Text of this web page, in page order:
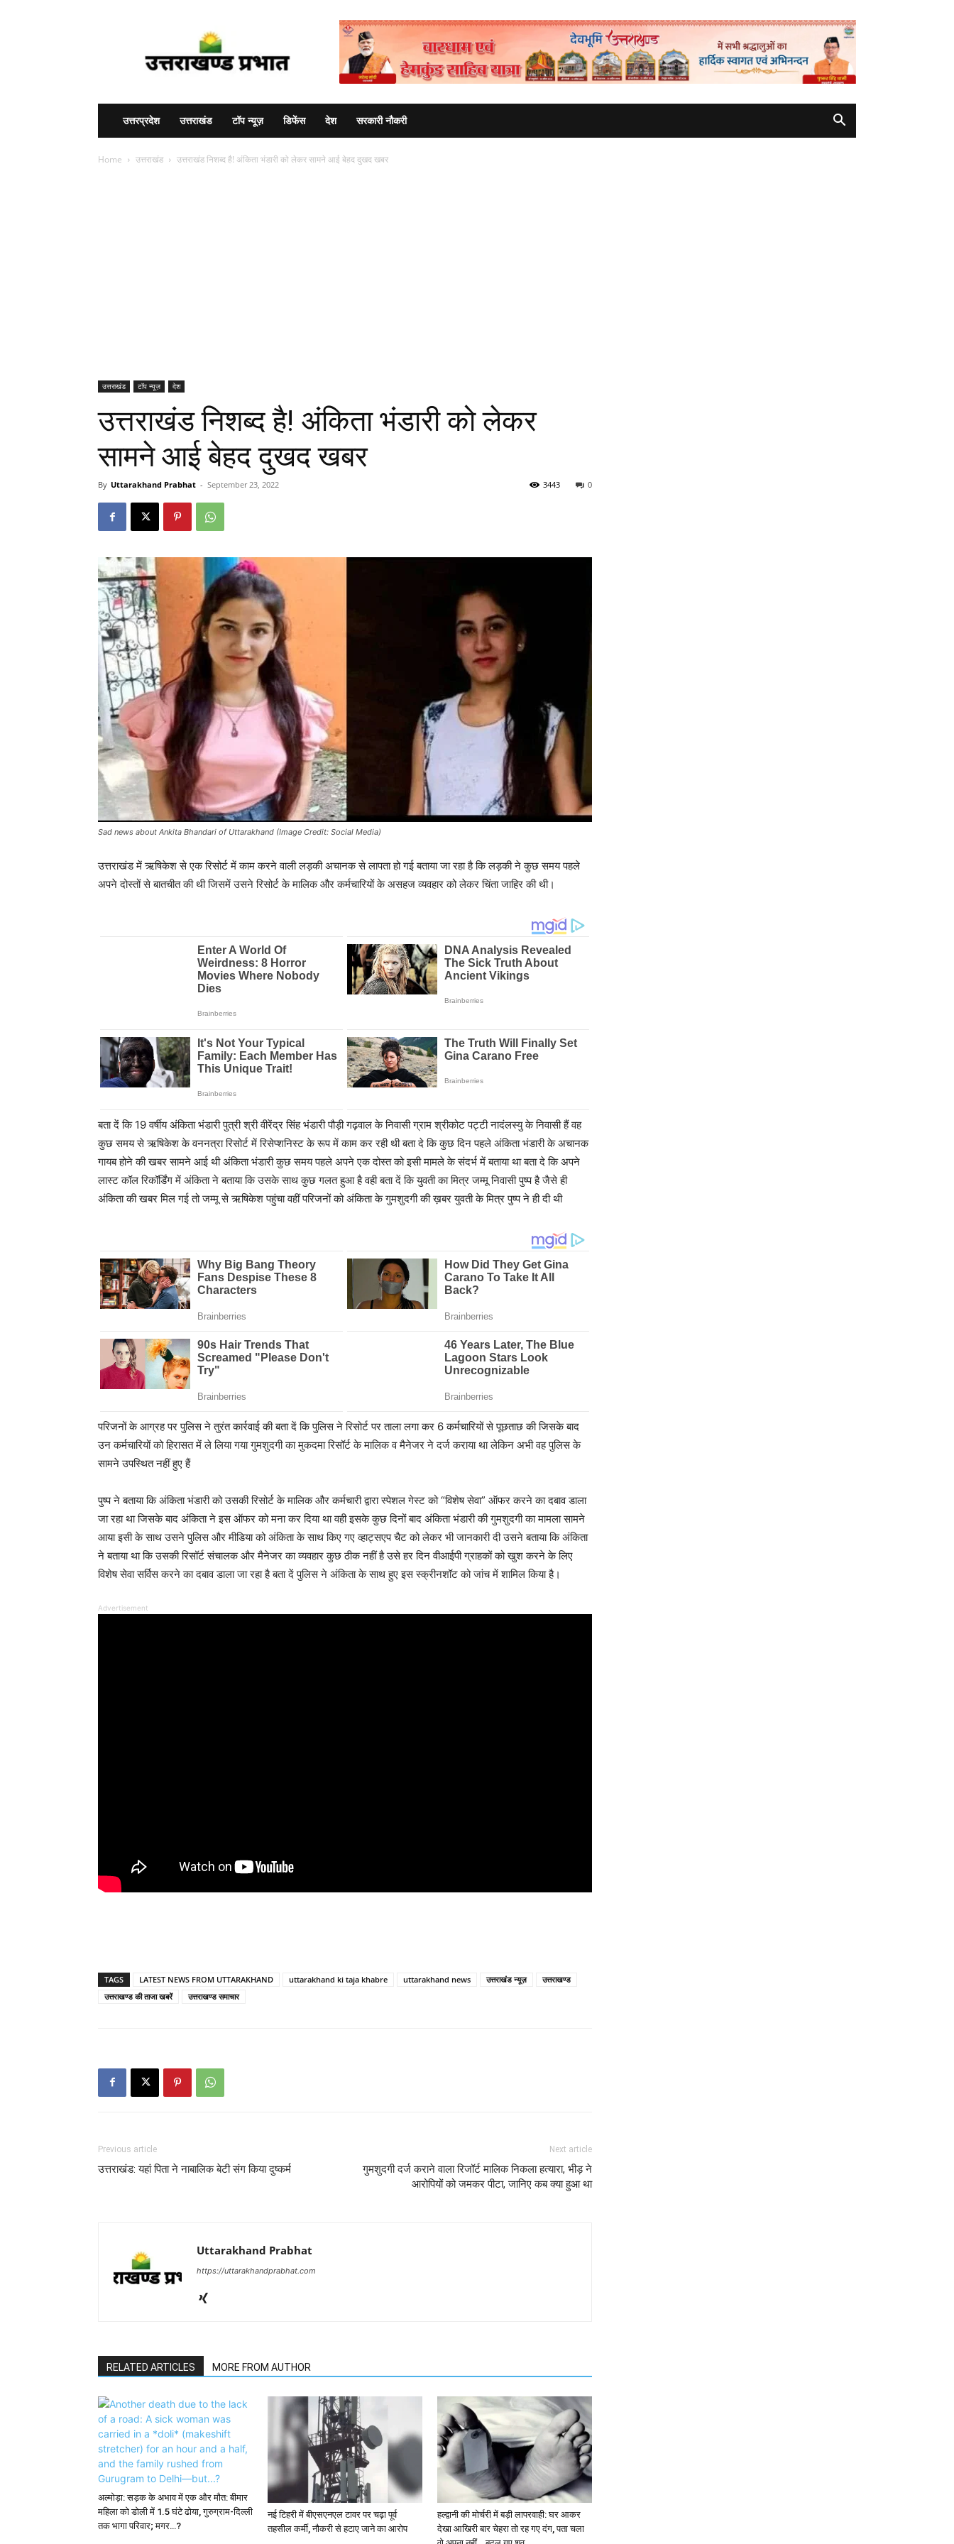
Advertisement
उत्तरप्रदेश उत्तराखंड टॉप न्यूज़ डिफेंस देश सरकारी नौकरी
Home उत्तराखंड उत्तराखंड निशब्द है! अंकिता भंडारी को लेकर सामने आई बेहद दुखद खबर
उत्तराखंड टॉप न्यूज़ देश
उत्तराखंड निशब्द है! अंकिता भंडारी को लेकर
सामने आई बेहद दुखद खबर
By Uttarakhand Prabhat - September 23, 2022 0
3443
Sad news about Ankita Bhandari of Uttarakhand (Image Credit: Social Media)
उत्तराखंड में ऋषिकेश से एक रिसोर्ट में काम करने वाली लड़की अचानक से लापता हो गई बताया जा रहा है कि लड़की ने कुछ समय पहले
अपने दोस्तों से बातचीत की थी जिसमें उसने रिसोर्ट के मालिक और कर्मचारियों के असहज व्यवहार को लेकर चिंता जाहिर की थी।
बता दें कि 19 वर्षीय अंकिता भंडारी पुत्री श्री वीरेंद्र सिंह भंडारी पौड़ी गढ़वाल के निवासी ग्राम श्रीकोट पट्टी नादंलस्यु के निवासी हैं वह
कुछ समय से ऋषिकेश के वननत्रा रिसोर्ट में रिसेप्शनिस्ट के रूप में काम कर रही थी बता दे कि कुछ दिन पहले अंकिता भंडारी के अचानक
गायब होने की खबर सामने आई थी अंकिता भंडारी कुछ समय पहले अपने एक दोस्त को इसी मामले के संदर्भ में बताया था बता दे कि अपने
लास्ट कॉल रिकॉर्डिंग में अंकिता ने बताया कि उसके साथ कुछ गलत हुआ है वही बता दें कि युवती का मित्र जम्मू निवासी पुष्प है जैसे ही
अंकिता की खबर मिल गई तो जम्मू से ऋषिकेश पहुंचा वहीं परिजनों को अंकिता के गुमशुदगी की ख़बर युवती के मित्र पुष्प ने ही दी थी
परिजनों के आग्रह पर पुलिस ने तुरंत कार्रवाई की बता दें कि पुलिस ने रिसोर्ट पर ताला लगा कर 6 कर्मचारियों से पूछताछ की जिसके बाद
उन कर्मचारियों को हिरासत में ले लिया गया गुमशुदगी का मुकदमा रिसॉर्ट के मालिक व मैनेजर ने दर्ज कराया था लेकिन अभी वह पुलिस के
सामने उपस्थित नहीं हुए हैं
पुष्प ने बताया कि अंकिता भंडारी को उसकी रिसोर्ट के मालिक और कर्मचारी द्वारा स्पेशल गेस्ट को “विशेष सेवा” ऑफर करने का दबाव डाला
जा रहा था जिसके बाद अंकिता ने इस ऑफर को मना कर दिया था वही इसके कुछ दिनों बाद अंकिता भंडारी की गुमशुदगी का मामला सामने
आया इसी के साथ उसने पुलिस और मीडिया को अंकिता के साथ किए गए व्हाट्सएप चैट को लेकर भी जानकारी दी उसने बताया कि अंकिता
ने बताया था कि उसकी रिसॉर्ट संचालक और मैनेजर का व्यवहार कुछ ठीक नहीं है उसे हर दिन वीआईपी ग्राहकों को खुश करने के लिए
विशेष सेवा सर्विस करने का दबाव डाला जा रहा है बता दें पुलिस ने अंकिता के साथ हुए इस स्क्रीनशॉट को जांच में शामिल किया है।
Advertisement
TAGS LATEST NEWS FROM UTTARAKHAND uttarakhand ki taja khabre uttarakhand news उत्तराखंड न्यूज़
उत्तराखण्ड
उत्तराखण्ड की ताजा खबरें
उत्तराखण्ड समाचार
Previous article
उत्तराखंड: यहां पिता ने नाबालिक बेटी संग किया दुष्कर्म
Next article
गुमशुदगी दर्ज कराने वाला रिजॉर्ट मालिक निकला हत्यारा, भीड़ ने
आरोपियों को जमकर पीटा, जानिए कब क्या हुआ था
Uttarakhand Prabhat
https://uttarakhandprabhat.com
RELATED ARTICLES MORE FROM AUTHOR
अल्मोड़ा: सड़क के अभाव में एक और मौत: बीमार
महिला को डोली में 1.5 घंटे ढोया, गुरुग्राम-दिल्ली
तक भागा परिवार; मगर…?
नई टिहरी में बीएसएनएल टावर पर चढ़ा पूर्व
तहसील कर्मी, नौकरी से हटाए जाने का आरोप
हल्द्वानी की मोर्चरी में बड़ी लापरवाही: घर आकर
देखा आखिरी बार चेहरा तो रह गए दंग, पता चला